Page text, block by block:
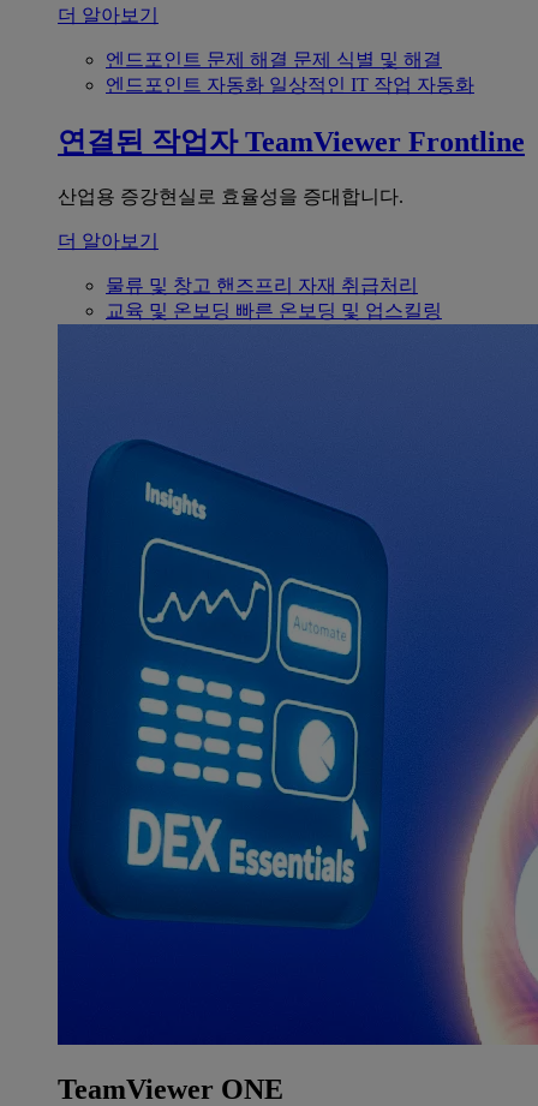
더 알아보기
엔드포인트 문제 해결 문제 식별 및 해결
엔드포인트 자동화 일상적인 IT 작업 자동화
연결된 작업자 TeamViewer Frontline
산업용 증강현실로 효율성을 증대합니다.
더 알아보기
물류 및 창고 핸즈프리 자재 취급처리
교육 및 온보딩 빠른 온보딩 및 업스킬링
TeamViewer ONE